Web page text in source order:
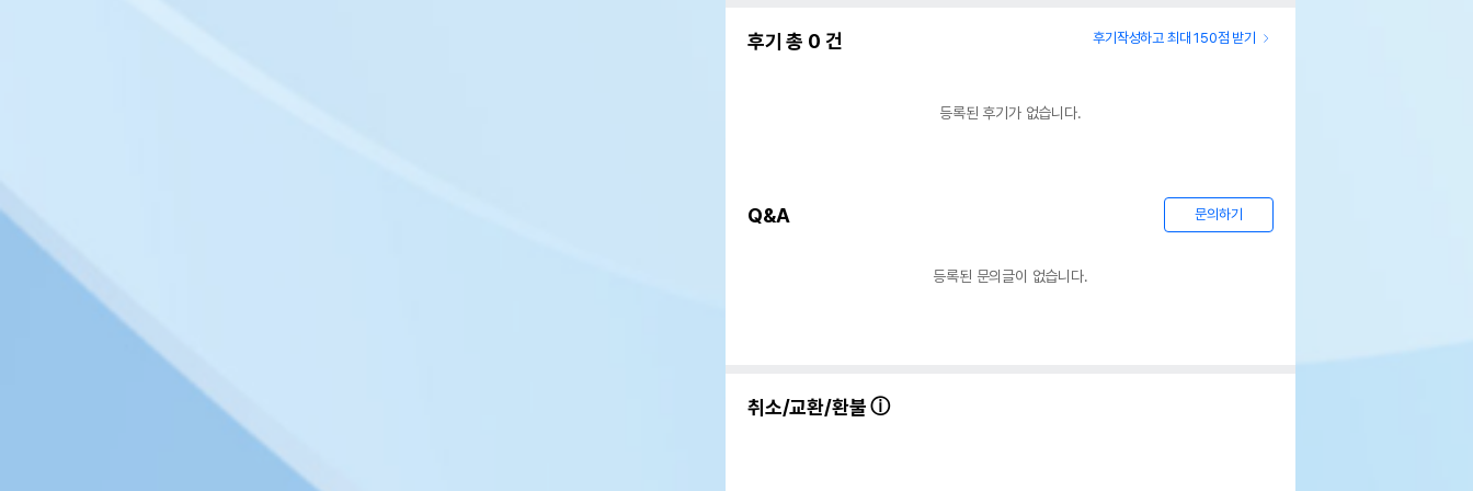
후기 총 0 건 후기작성하고 최대 150점 받기
등록된 후기가 없습니다.
Q&A 문의하기
등록된 문의글이 없습니다.
취소/교환/환불